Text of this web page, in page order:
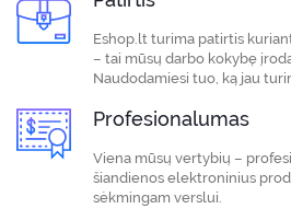
Eshop.lt turima patirtis
– tai mūsų darbo kokybę
Naudodamiesi tuo, ką jau
Profesionalumas
Viena mūsų vertybių –
šiandienos elektroninius
sėkmingam verslui.